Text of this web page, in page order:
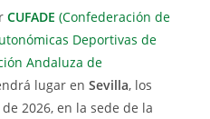
CUFADE (Confederación de
Deportivas de
Andaluza de
lugar enSevilla, los
de 2026, en la sede de la